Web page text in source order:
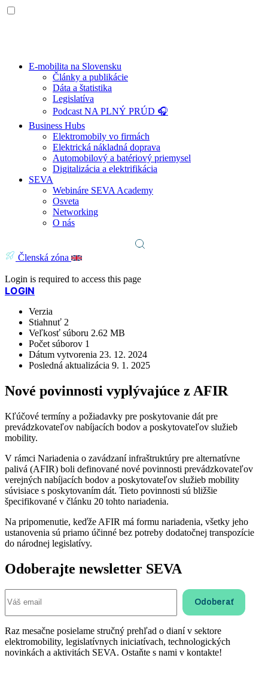
E-mobilita na Slovensku
Články a publikácie
Dáta a štatistika
Legislatíva
Podcast NA PLNÝ PRÚD 🎧
Business Hubs
Elektromobily vo firmách
Elektrická nákladná doprava
Automobilový a batériový priemysel
Digitalizácia a elektrifikácia
SEVA
Webináre SEVA Academy
Osveta
Networking
O nás
Členská zóna
Login is required to access this page
LOGIN
Verzia
Stiahnuť 2
Veľkosť súboru 2.62 MB
Počet súborov 1
Dátum vytvorenia 23. 12. 2024
Posledná aktualizácia 9. 1. 2025
Nové povinnosti vyplývajúce z AFIR
Kľúčové termíny a požiadavky pre poskytovanie dát pre
prevádzkovateľov nabíjacích bodov a poskytovateľov služieb
mobility.
V rámci Nariadenia o zavádzaní infraštruktúry pre alternatívne
palivá (AFIR) boli definované nové povinnosti prevádzkovateľov
verejných nabíjacích bodov a poskytovateľov služieb mobility
súvisiace s poskytovaním dát. Tieto povinnosti sú bližšie
špecifikované v článku 20 tohto nariadenia.
Na pripomenutie, keďže AFIR má formu nariadenia, všetky jeho
ustanovenia sú priamo účinné bez potreby dodatočnej transpozície
do národnej legislatívy.
Odoberajte newsletter SEVA
Raz mesačne posielame stručný prehľad o dianí v sektore
elektromobility, legislatívnych iniciatívach, technologických
novinkách a aktivitách SEVA. Ostaňte s nami v kontakte!